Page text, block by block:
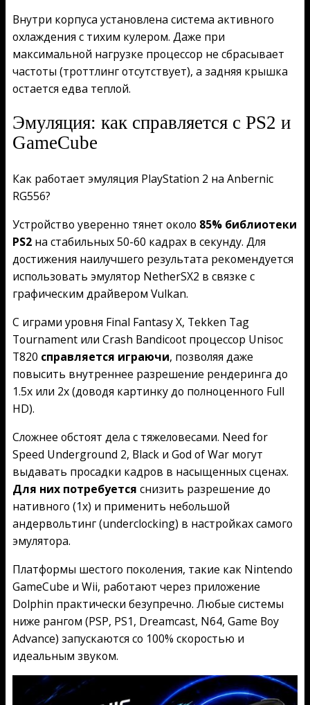
Внутри корпуса установлена система активного
охлаждения с тихим кулером. Даже при
максимальной нагрузке процессор не сбрасывает
частоты (троттлинг отсутствует), а задняя крышка
остается едва теплой.
Эмуляция: как справляется с PS2 и
GameCube
Как работает эмуляция PlayStation 2 на Anbernic
RG556?
Устройство уверенно тянет около 85% библиотеки
PS2 на стабильных 50-60 кадрах в секунду. Для
достижения наилучшего результата рекомендуется
использовать эмулятор NetherSX2 в связке с
графическим драйвером Vulkan.
С играми уровня Final Fantasy X, Tekken Tag
Tournament или Crash Bandicoot процессор Unisoc
T820 справляется играючи, позволяя даже
повысить внутреннее разрешение рендеринга до
1.5x или 2x (доводя картинку до полноценного Full
HD).
Сложнее обстоят дела с тяжеловесами. Need for
Speed Underground 2, Black и God of War могут
выдавать просадки кадров в насыщенных сценах.
Для них потребуется снизить разрешение до
нативного (1x) и применить небольшой
андервольтинг (underclocking) в настройках самого
эмулятора.
Платформы шестого поколения, такие как Nintendo
GameCube и Wii, работают через приложение
Dolphin практически безупречно. Любые системы
ниже рангом (PSP, PS1, Dreamcast, N64, Game Boy
Advance) запускаются со 100% скоростью и
идеальным звуком.